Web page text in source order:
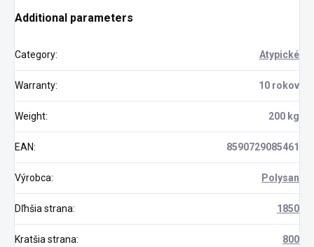
Additional parameters
Category: Atypické
Warranty: 10 rokov
Weight: 200 kg
EAN: 8590729085461
Výrobca: Polysan
Dľhšia strana: 1850
Kratšia strana: 800